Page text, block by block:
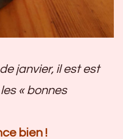
janvier, il est est
« bonnes
bien !